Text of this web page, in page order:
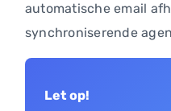
automatische email
synchroniserende
Let op!